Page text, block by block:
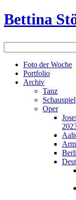
Bettina
Foto der Woche
Portfolio
Archiv
Tanz
Schauspiel
Oper